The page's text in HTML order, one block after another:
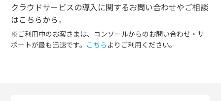
クラウドサービスの導入に関するお問い合わせやご相談
はこちらから。
※ご利用中のお客さまは、コンソールからのお問い合わせ・サ
ポートが最も迅速です。 こちら よりご利用ください。